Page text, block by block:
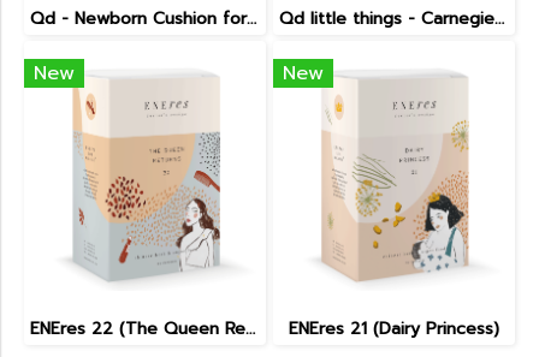
Qd - Newborn Cushion for Tripp Trapp Qd little things - Carnegie Electric Recliner
New
ENEres 22 (The Queen Returns)
New
ENEres 21 (Dairy Princess)